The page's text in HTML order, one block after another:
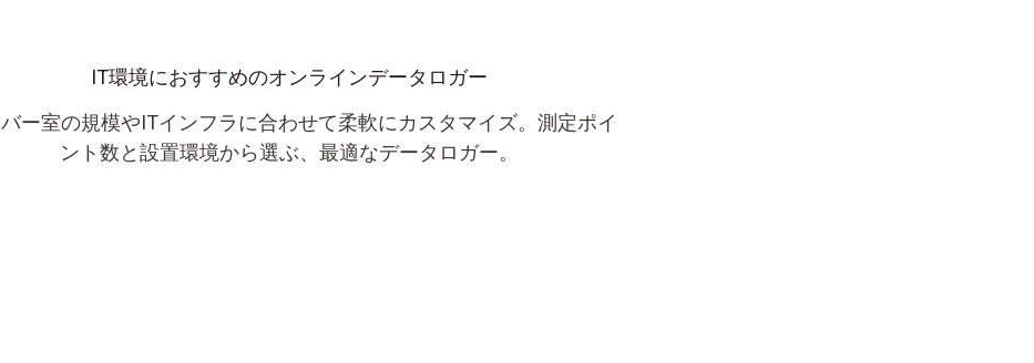
IT環境におすすめのオンラインデータロガー
ー室の規模やITインフラに合わせて柔軟にカスタマイズ。測定ポイ
ント数と設置環境から選ぶ、最適なデータロガー。